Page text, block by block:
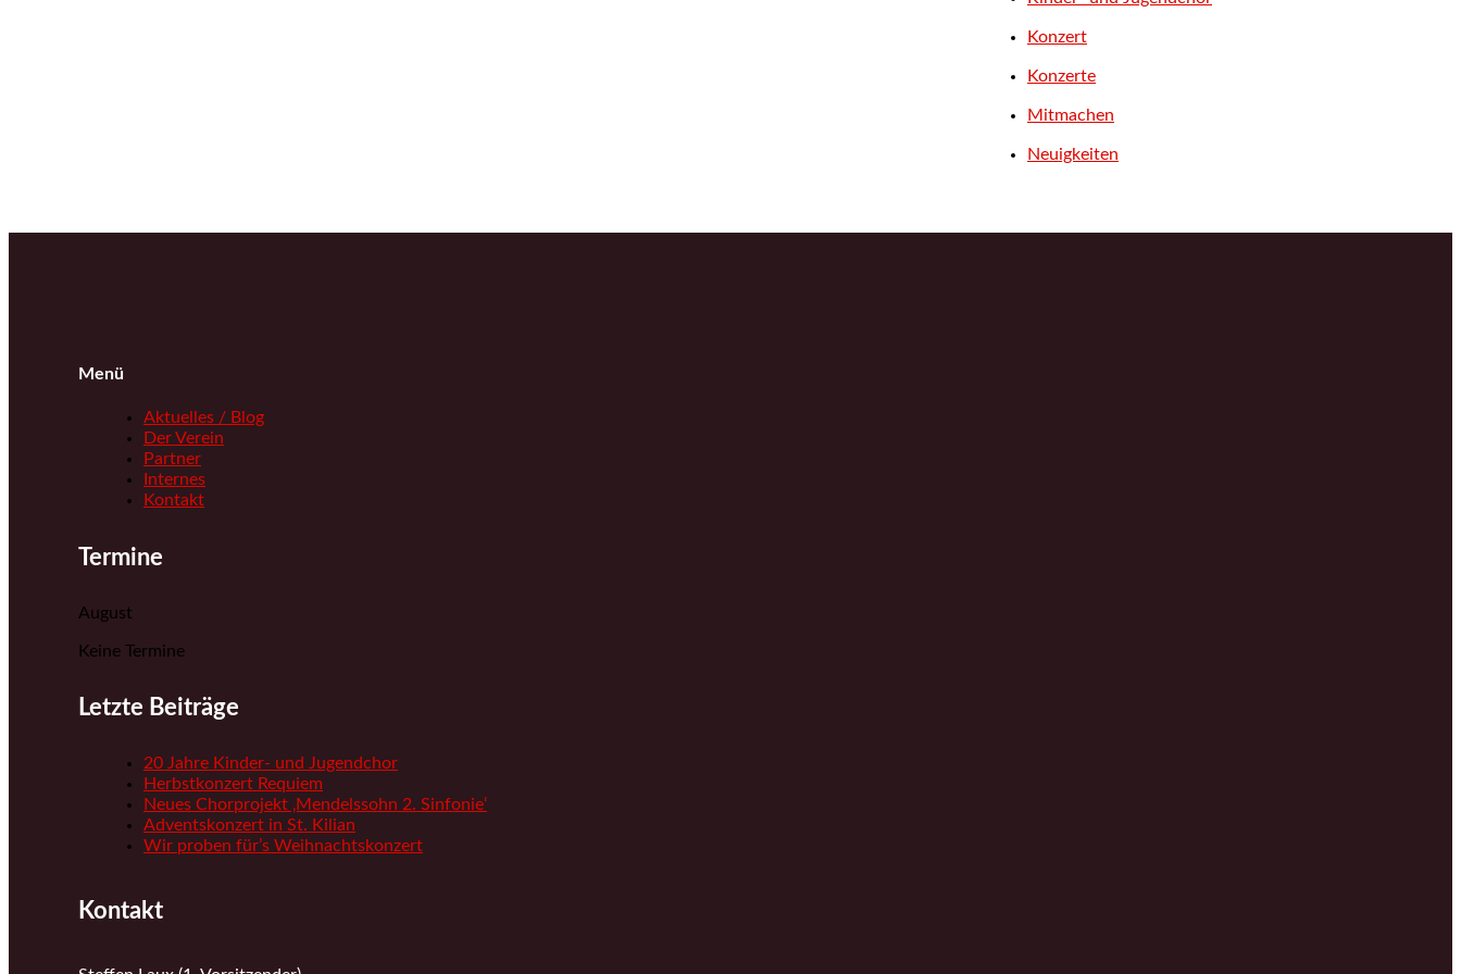
Konzert
Konzerte
Mitmachen
Neuigkeiten
Menü
Aktuelles / Blog
Der Verein
Partner
Internes
Kontakt
Termine
August
Keine Termine
Letzte Beiträge
20 Jahre Kinder- und Jugendchor
Herbstkonzert Requiem
Neues Chorprojekt ‚Mendelssohn 2. Sinfonie‘
Adventskonzert in St. Kilian
Wir proben für’s Weihnachtskonzert
Kontakt